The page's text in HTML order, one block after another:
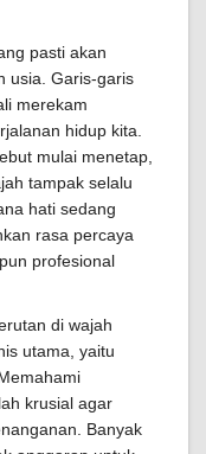
pasti akan
usia. Garis-garis
merekam
hidup kita.
mulai menetap,
tampak selalu
hati sedang
rasa percaya
profesional
di wajah
utama, yaitu
krusial agar
Banyak